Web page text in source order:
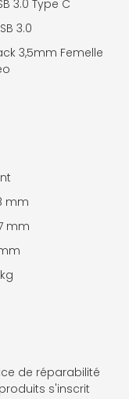
3.0 Type C
3.0
3,5mm Femelle
mm
mm
de réparabilité
s'inscrit